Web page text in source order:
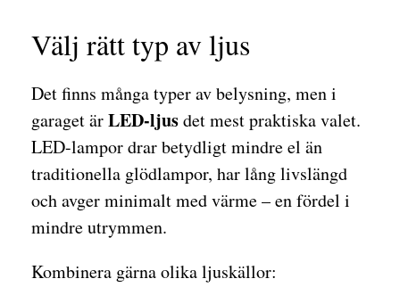
Välj rätt typ av ljus
Det finns många typer av belysning, men i
garaget ärLED-ljusdet mest praktiska valet.
LED-lampor drar betydligt mindre el än
traditionella glödlampor, har lång livslängd
och avger minimalt med värme – en fördel i
mindre utrymmen.
Kombinera gärna olika ljuskällor: